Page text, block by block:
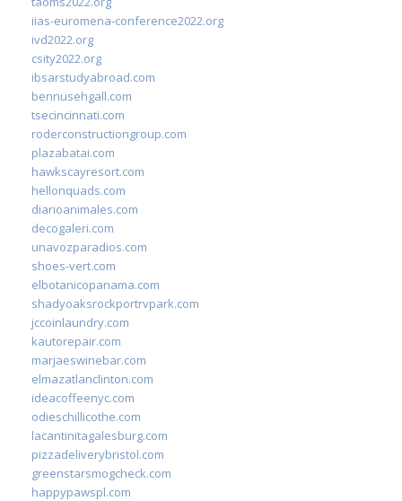
iias-euromena-conference2022.org
ivd2022.org
csity2022.org
ibsarstudyabroad.com
bennusehgall.com
tsecincinnati.com
roderconstructiongroup.com
plazabatai.com
hawkscayresort.com
hellonquads.com
diarioanimales.com
decogaleri.com
unavozparadios.com
shoes-vert.com
elbotanicopanama.com
shadyoaksrockportrvpark.com
jccoinlaundry.com
kautorepair.com
marjaeswinebar.com
elmazatlanclinton.com
ideacoffeenyc.com
odieschillicothe.com
lacantinitagalesburg.com
pizzadeliverybristol.com
greenstarsmogcheck.com
happypawspl.com